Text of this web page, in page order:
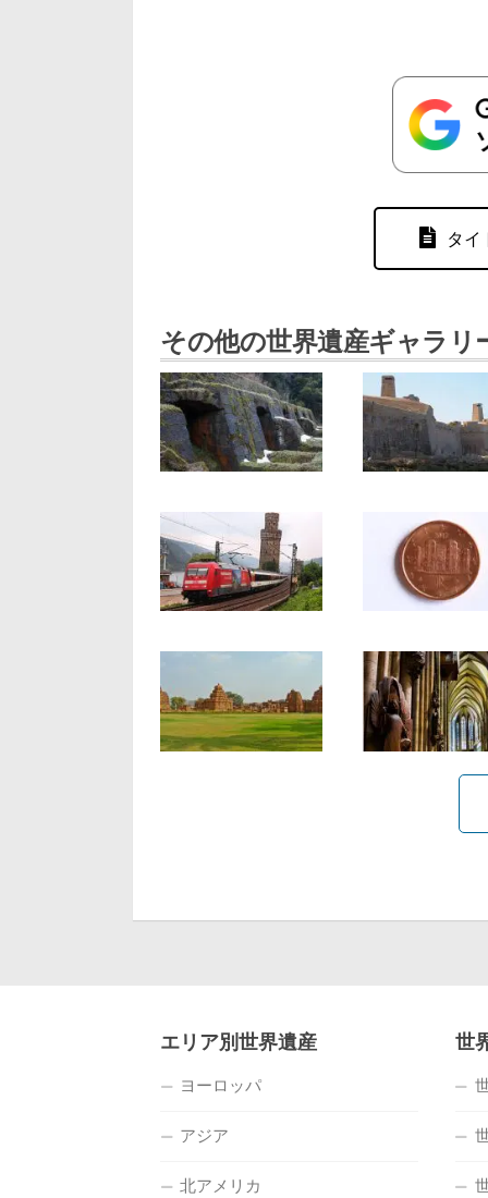
タイ
その他の世界遺産ギャラリ
エリア別世界遺産
ヨーロッパ
アジア
北アメリカ
世